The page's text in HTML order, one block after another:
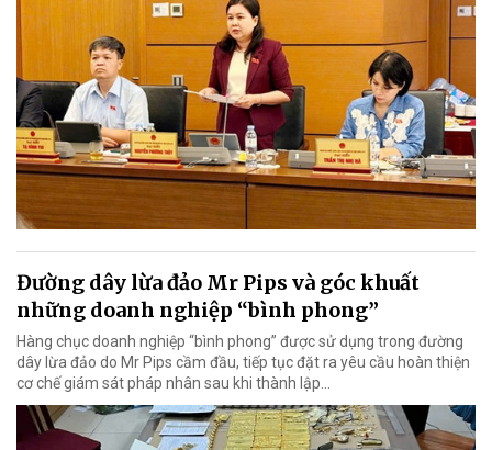
Đường dây lừa đảo Mr Pips và góc khuất
những doanh nghiệp “bình phong”
Hàng chục doanh nghiệp “bình phong” được sử dụng trong đường
dây lừa đảo do Mr Pips cầm đầu, tiếp tục đặt ra yêu cầu hoàn thiện
cơ chế giám sát pháp nhân sau khi thành lập…